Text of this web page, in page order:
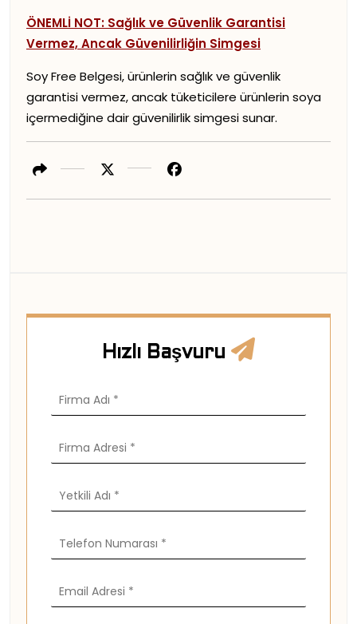
ÖNEMLİ NOT: Sağlık ve Güvenlik Garantisi
Vermez, Ancak Güvenilirliğin Simgesi
Soy Free Belgesi, ürünlerin sağlık ve güvenlik
garantisi vermez, ancak tüketicilere ürünlerin soya
içermediğine dair güvenilirlik simgesi sunar.
Hızlı Başvuru